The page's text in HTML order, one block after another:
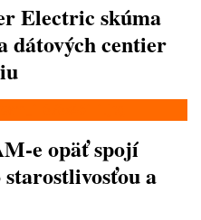
Electric skúma
dátových centier
e opäť spojí
a